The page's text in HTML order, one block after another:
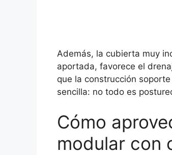
Además, la cubierta muy
aportada, favorece el
que la construcción
sencilla: no todo es
Cómo
modular con